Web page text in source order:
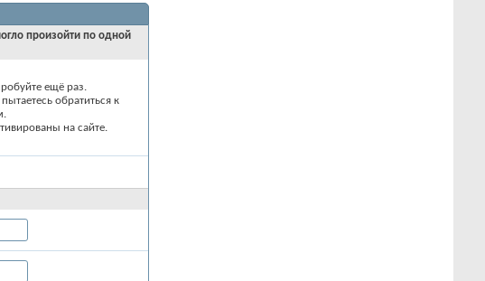
произойти по одной
ещё раз.
обратиться к
на сайте.